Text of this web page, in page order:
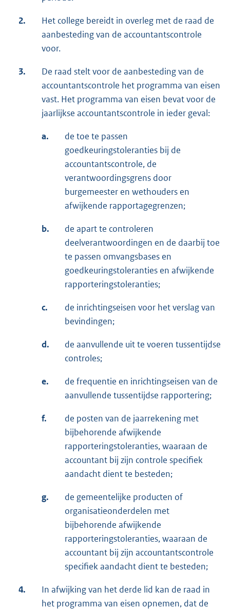
2.
Het college bereidt in overleg met de raad de
aanbesteding van de accountantscontrole
voor.
3.
De raad stelt voor de aanbesteding van de
accountantscontrole het programma van eisen
vast. Het programma van eisen bevat voor de
jaarlijkse accountantscontrole in ieder geval:
a.
de toe te passen
goedkeuringstoleranties bij de
accountantscontrole, de
verantwoordingsgrens door
burgemeester en wethouders en
afwijkende rapportagegrenzen;
b.
de apart te controleren
deelverantwoordingen en de daarbij toe
te passen omvangsbases en
goedkeuringstoleranties en afwijkende
rapporteringstoleranties;
c.
de inrichtingseisen voor het verslag van
bevindingen;
d.
de aanvullende uit te voeren tussentijdse
controles;
e.
de frequentie en inrichtingseisen van de
aanvullende tussentijdse rapportering;
f.
de posten van de jaarrekening met
bijbehorende afwijkende
rapporteringstoleranties, waaraan de
accountant bij zijn controle specifiek
aandacht dient te besteden;
g.
de gemeentelijke producten of
organisatieonderdelen met
bijbehorende afwijkende
rapporteringstoleranties, waaraan de
accountant bij zijn accountantscontrole
specifiek aandacht dient te besteden;
4.
In afwijking van het derde lid kan de raad in
het programma van eisen opnemen, dat de